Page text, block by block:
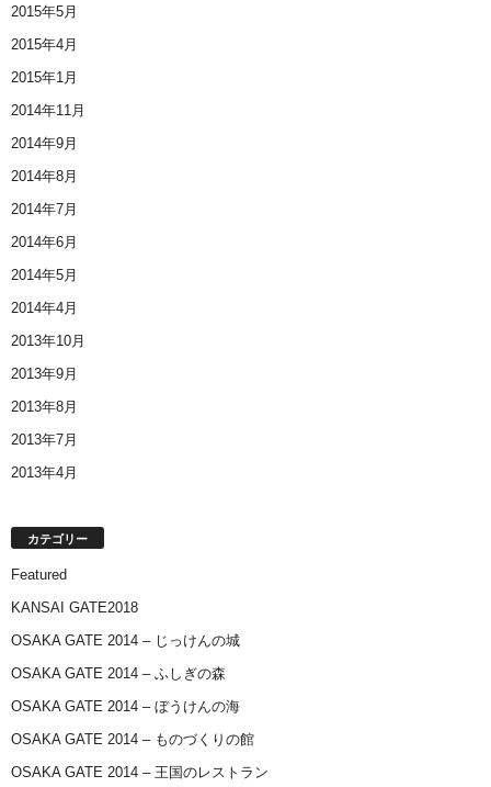
2015年5月
2015年4月
2015年1月
2014年11月
2014年9月
2014年8月
2014年7月
2014年6月
2014年5月
2014年4月
2013年10月
2013年9月
2013年8月
2013年7月
2013年4月
カテゴリー
Featured
KANSAI GATE2018
OSAKA GATE 2014 – じっけんの城
OSAKA GATE 2014 – ふしぎの森
OSAKA GATE 2014 – ぼうけんの海
OSAKA GATE 2014 – ものづくりの館
OSAKA GATE 2014 – 王国のレストラン